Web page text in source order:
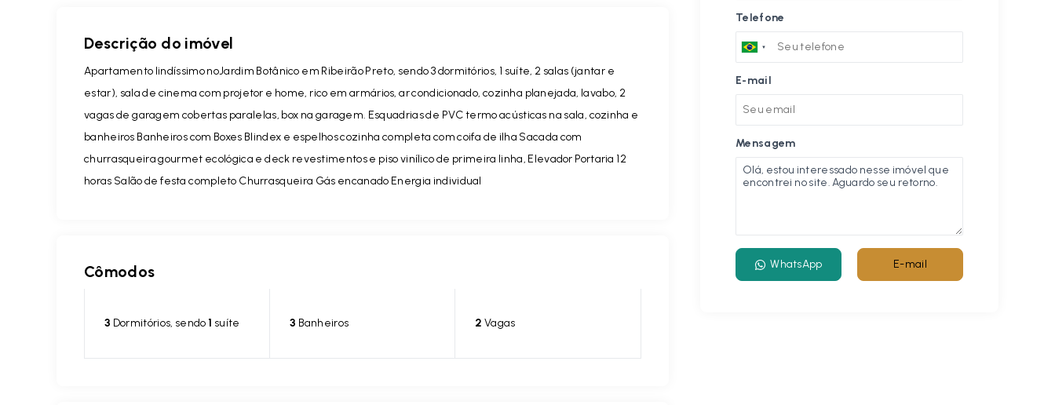
Descrição do imóvel
Apartamento lindíssimo noJardim Botânico em Ribeirão Preto, sendo 3 dormitórios, 1 suíte, 2 salas (jantar e
estar), sala de cinema com projetor e home, rico em armários, ar condicionado, cozinha planejada, lavabo, 2
vagas de garagem cobertas paralelas, box na garagem. Esquadrias de PVC termo acústicas na sala, cozinha e
banheiros Banheiros com Boxes Blindex e espelhos cozinha completa com coifa de ilha Sacada com
churrasqueira gourmet ecológica e deck revestimentos e piso vinílico de primeira linha, Elevador Portaria 12
horas Salão de festa completo Churrasqueira Gás encanado Energia individual
Cômodos
3 Dormitórios, sendo1 suíte 3 Banheiros 2 Vagas
Telefone
E-mail
Mensagem
WhatsApp E-mail